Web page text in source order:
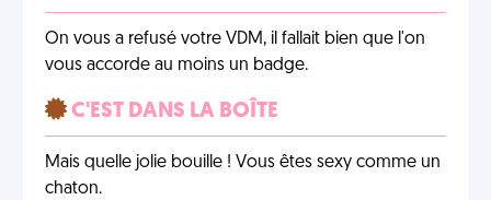
On vous a refusé votre VDM, il fallait bien que l'on
vous accorde au moins un badge.
C'EST DANS LA BOÎTE
Mais quelle jolie bouille ! Vous êtes sexy comme un
chaton.